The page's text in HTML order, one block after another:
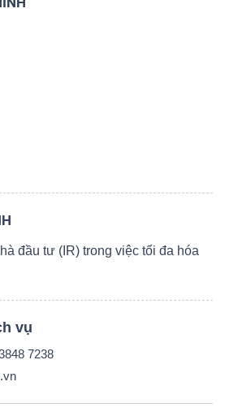
đầu tư (IR) trong việc tối đa hóa
vụ
7238